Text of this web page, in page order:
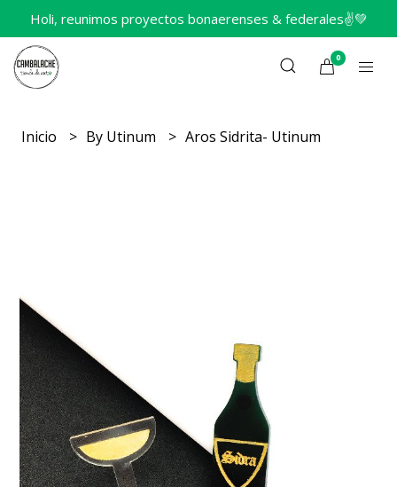
Holi, reunimos proyectos bonaerenses & federales✌️💚
0
Inicio By Utinum Aros Sidrita- Utinum